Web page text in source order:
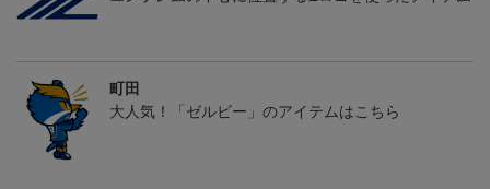
町田
大人気！「ゼルビー」のアイテムはこちら